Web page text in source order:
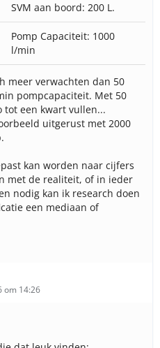
SVM aan boord: 200 L.
Pomp Capaciteit: 1000
l/min
meer verwachten dan 50
pompcapaciteit. Met 50
tot een kwart vullen...
uitgerust met 2000
kan worden naar cijfers
met de realiteit, of in ieder
nodig kan ik research doen
een mediaan of
om 14:26